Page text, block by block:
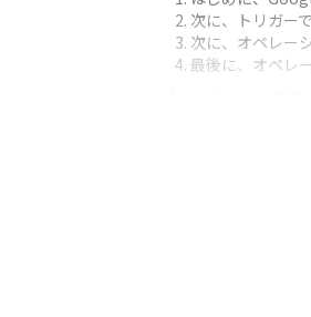
次に、トリガー
次に、オペレー
最後に、オペレ
トリガーは5分